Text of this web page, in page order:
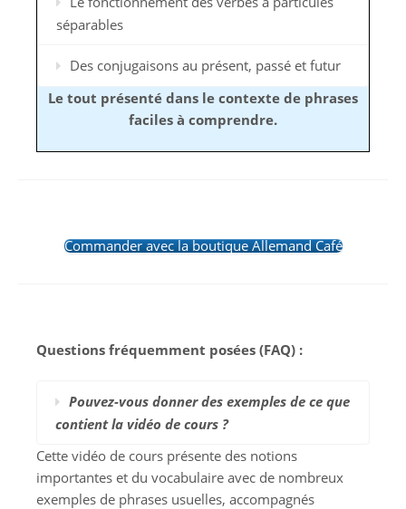
séparables
Des conjugaisons au présent, passé et futur
Le tout présenté dans le contexte de phrases
faciles à comprendre.
Commander avec la boutique Allemand Café
Questions fréquemment posées (FAQ) :
Pouvez-vous donner des exemples de ce que
contient la vidéo de cours ?
Cette vidéo de cours présente des notions
importantes et du vocabulaire avec de nombreux
exemples de phrases usuelles, accompagnés